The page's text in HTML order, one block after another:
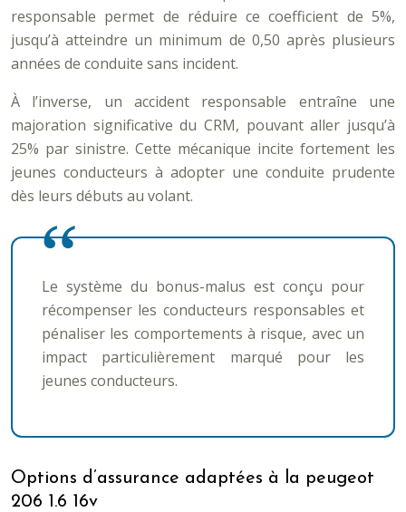
responsable permet de réduire ce coefficient de 5%,
jusqu’à atteindre un minimum de 0,50 après plusieurs
années de conduite sans incident.
À l’inverse, un accident responsable entraîne une
majoration significative du CRM, pouvant aller jusqu’à
25% par sinistre. Cette mécanique incite fortement les
jeunes conducteurs à adopter une conduite prudente
dès leurs débuts au volant.
Le système du bonus-malus est conçu pour
récompenser les conducteurs responsables et
pénaliser les comportements à risque, avec un
impact particulièrement marqué pour les
jeunes conducteurs.
Options d’assurance adaptées à la peugeot
206 1.6 16v